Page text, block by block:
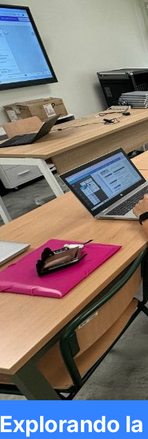
Explorando